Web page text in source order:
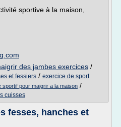
sportive à la maison,
des jambes exercices /
et fessiers / exercice de sport
sportif pour maigrir a la maison /
cuisses
fesses, hanches et